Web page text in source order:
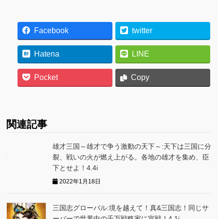
Facebook twitter
Hatena LINE
Pocket Copy
関連記事
雄才三国～雄才で争う激動の天下～:天下は三国に分
裂、戦いの火が燃え上がる。各地の雄才を集め、臣
下とせよ！4.4i
2022年1月18日
三国志グローバ‪ル:境を越えて！真&三国志！同じサ